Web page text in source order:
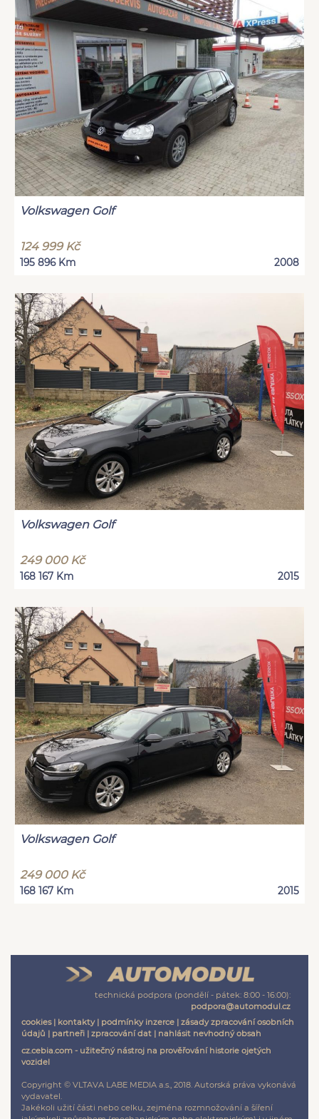
Volkswagen Golf
124 999 Kč
195 896 Km 2008
Volkswagen Golf
249 000 Kč
168 167 Km 2015
Volkswagen Golf
249 000 Kč
168 167 Km 2015
technická podpora (pondělí - pátek: 8:00 - 16:00):
podpora@automodul.cz
cookies| kontakty| podmínky inzerce | zásady zpracování osobních
údajů | partneři | zpracování dat | nahlásit nevhodný obsah
cz.cebia.com - užitečný nástroj na prověřování historie ojetých
vozidel
Copyright © VLTAVA LABE MEDIA a.s., 2018. Autorská práva vykonává
vydavatel.
Jakékoli užití části nebo celku, zejména rozmnožování a šíření